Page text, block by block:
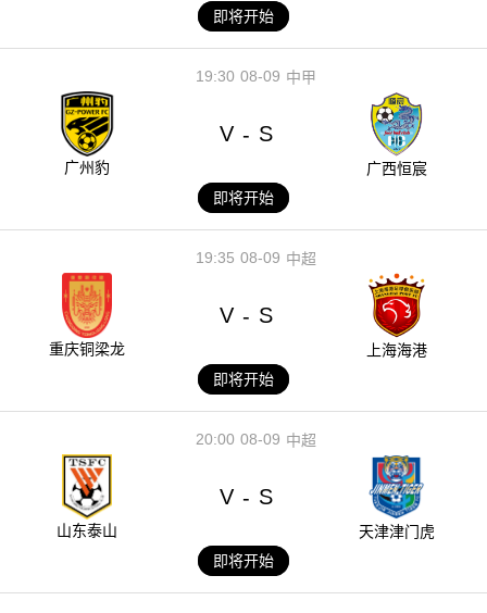
即将开始
08-09
19:30 中甲
广州豹
V - S
广西恒宸
即将开始
08-09
19:35 中超
重庆铜梁龙
V - S
上海海港
即将开始
08-09
20:00 中超
山东泰山
V - S
天津津门虎
即将开始